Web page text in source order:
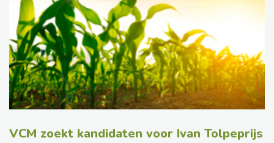
VCM zoekt kandidaten voor Ivan Tolpeprijs